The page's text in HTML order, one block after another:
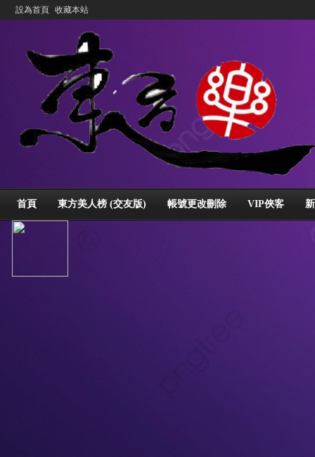
設為首頁 收藏本站
首頁 東方美人榜 (交友版) 帳號更改刪除 VIP俠客